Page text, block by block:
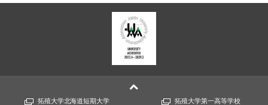
拓殖大学北海道短期大学 拓殖大学第一高等学校